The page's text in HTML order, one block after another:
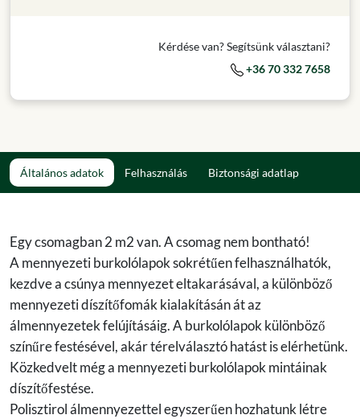
Kérdése van? Segítsünk választani?
+36 70 332 7658
Általános adatok Felhasználás Biztonsági adatlap
Egy csomagban 2 m2 van. A csomag nem bontható!
A mennyezeti burkolólapok sokrétűen felhasználhatók,
kezdve a csúnya mennyezet eltakarásával, a különböző
mennyezeti díszítőfomák kialakításán át az
álmennyezetek felújításáig. A burkolólapok különböző
színűre festésével, akár térelválasztó hatást is elérhetünk.
Közkedvelt még a mennyezeti burkolólapok mintáinak
díszítőfestése.
Polisztirol álmennyezettel egyszerűen hozhatunk létre